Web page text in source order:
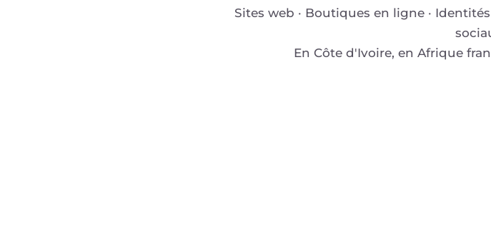
Sites web · Boutiques en ligne ·
En Côte d'Ivoire, en Afrique